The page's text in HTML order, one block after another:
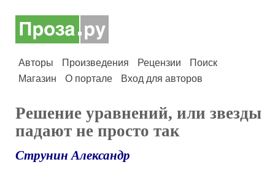
Авторы Произведения Рецензии
Поиск
Магазин
О портале Вход для авторов
Решение уравнений, или звезды
падают не просто так
Струнин Александр